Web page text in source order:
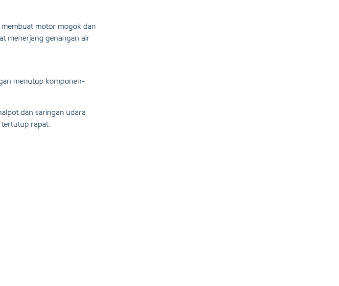
motor mogok dan
menerjang genangan air
menutup komponen-
dan saringan udara
rapat.